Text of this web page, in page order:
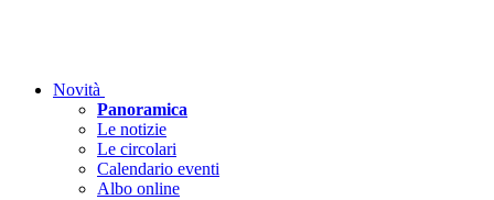
Novità
Panoramica
Le notizie
Le circolari
Calendario eventi
Albo online